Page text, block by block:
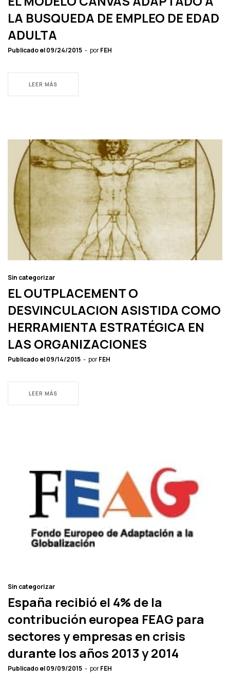
LA BUSQUEDA DE EMPLEO DE EDAD
ADULTA
Publicado el09/24/2015 porFEH
LEER MÁS
Sin categorizar
EL OUTPLACEMENT O
DESVINCULACION ASISTIDA COMO
HERRAMIENTA ESTRATÉGICA EN
LAS ORGANIZACIONES
Publicado el09/14/2015 porFEH
LEER MÁS
Sin categorizar
España recibió el 4% de la
contribución europea FEAG para
sectores y empresas en crisis
durante los años 2013 y 2014
Publicado el09/09/2015 porFEH